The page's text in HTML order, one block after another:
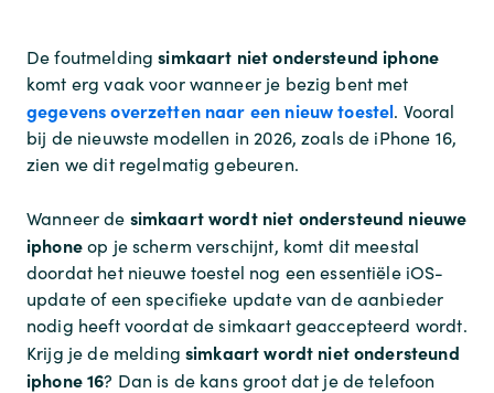
De foutmeldingsimkaart niet ondersteund iphone
komt erg vaak voor wanneer je bezig bent met
gegevens overzetten naar een nieuw toestel. Vooral
bij de nieuwste modellen in 2026, zoals de iPhone 16,
zien we dit regelmatig gebeuren.
Wanneer de simkaart wordt niet ondersteund nieuwe
iphoneop je scherm verschijnt, komt dit meestal
doordat het nieuwe toestel nog een essentiële iOS-
update of een specifieke update van de aanbieder
nodig heeft voordat de simkaart geaccepteerd wordt.
Krijg je de meldingsimkaart wordt niet ondersteund
iphone 16? Dan is de kans groot dat je de telefoon